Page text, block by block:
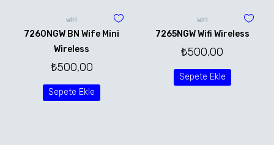
WİFİ
7260NGW BN Wife Mini
Wireless
₺500,00
Sepete Ekle
WİFİ
7265NGW Wifi Wireless
₺500,00
Sepete Ekle